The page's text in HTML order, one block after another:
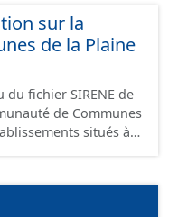
sur la
de la Plaine
fichier SIRENE de
de Communes
standard CNIG Sites
la référence aux